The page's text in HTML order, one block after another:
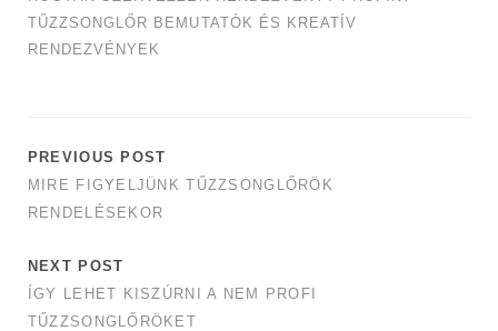
TŰZZSONGLŐR BEMUTATÓK ÉS KREATÍV
RENDEZVÉNYEK
PREVIOUS POST
MIRE FIGYELJÜNK TŰZZSONGLŐRÖK
RENDELÉSEKOR
NEXT POST
ÍGY LEHET KISZÚRNI A NEM PROFI
TŰZZSONGLŐRÖKET